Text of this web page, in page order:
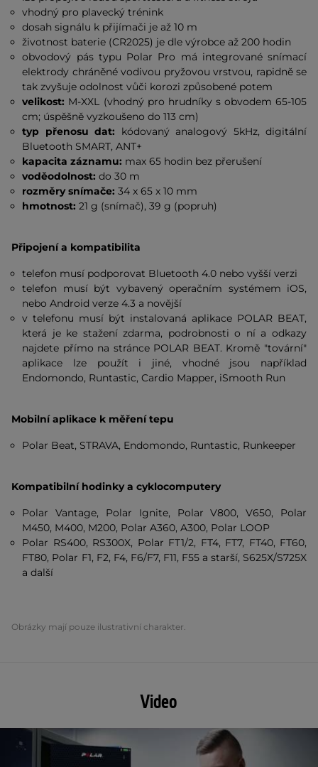
vhodný pro plavecký trénink
dosah signálu k přijímači je až 10 m
životnost baterie (CR2025) je dle výrobce až 200 hodin
obvodový pás typu Polar Pro má integrované snímací
elektrody chráněné vodivou pryžovou vrstvou, rapidně se
tak zvyšuje odolnost vůči korozi způsobené potem
velikost: M-XXL (vhodný pro hrudníky s obvodem 65-105
cm; úspěšně vyzkoušeno do 113 cm)
typ přenosu dat: kódovaný analogový 5kHz, digitální
Bluetooth SMART, ANT+
kapacita záznamu: max 65 hodin bez přerušení
voděodolnost: do 30 m
rozměry snímače: 34 x 65 x 10 mm
hmotnost:21 g (snímač), 39 g (popruh)
Připojení a kompatibilita
telefon musí podporovat Bluetooth 4.0 nebo vyšší verzi
telefon musí být vybavený operačním systémem iOS,
nebo Android verze 4.3 a novější
v telefonu musí být instalovaná aplikace POLAR BEAT,
která je ke stažení zdarma, podrobnosti o ní a odkazy
najdete přímo na stránce POLAR BEAT. Kromě "tovární"
aplikace lze použít i jiné, vhodné jsou například
Endomondo, Runtastic, Cardio Mapper, iSmooth Run
Mobilní aplikace k měření tepu
Polar Beat, STRAVA, Endomondo, Runtastic, Runkeeper
Kompatibilní hodinky a cyklocomputery
Polar Vantage, Polar Ignite, Polar V800, V650, Polar
M450, M400, M200, Polar A360, A300, Polar LOOP
Polar RS400, RS300X, Polar FT1/2, FT4, FT7, FT40, FT60,
FT80, Polar F1, F2, F4, F6/F7, F11, F55 a starší, S625X/S725X
a další
Obrázky mají pouze ilustrativní charakter.
Video